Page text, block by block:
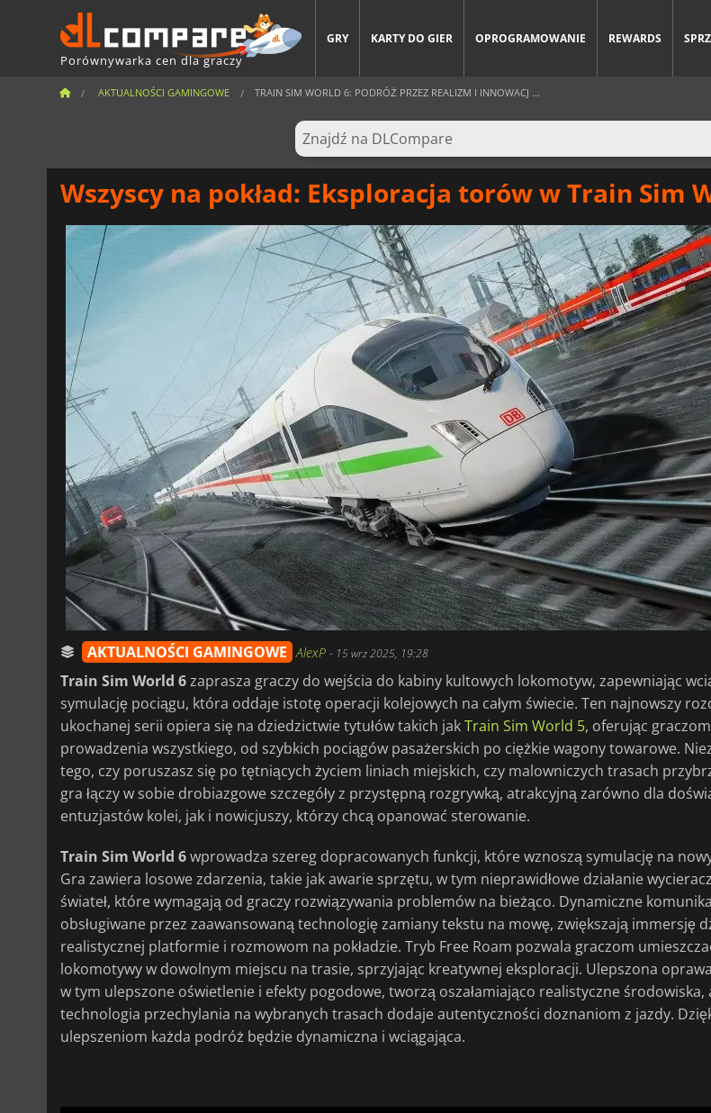
Porównywarka cen dla graczy
GRY KARTY DO GIER OPROGRAMOWANIE REWARDS
AKTUALNOŚCI GAMINGOWE TRAIN SIM WORLD 6: PODRÓŻ PRZEZ REALIZM I INNOWACJ ...
Wszyscy na pokład: Eksploracja torów w Train Sim
AKTUALNOŚCI GAMINGOWE AlexP - 15 wrz 2025, 19:28
Train Sim World 6zaprasza graczy do wejścia do kabiny kultowych lokomotyw, zapewniając
symulację pociągu, która oddaje istotę operacji kolejowych na całym świecie. Ten najnowszy
ukochanej serii opiera się na dziedzictwie tytułów takich jakTrain Sim World 5, oferując
prowadzenia wszystkiego, od szybkich pociągów pasażerskich po ciężkie wagony towarowe.
tego, czy poruszasz się po tętniących życiem liniach miejskich, czy malowniczych trasach
gra łączy w sobie drobiazgowe szczegóły z przystępną rozgrywką, atrakcyjną zarówno dla
entuzjastów kolei, jak i nowicjuszy, którzy chcą opanować sterowanie.
Train Sim World 6wprowadza szereg dopracowanych funkcji, które wznoszą symulację na
Gra zawiera losowe zdarzenia, takie jak awarie sprzętu, w tym nieprawidłowe działanie
świateł, które wymagają od graczy rozwiązywania problemów na bieżąco. Dynamiczne
obsługiwane przez zaawansowaną technologię zamiany tekstu na mowę, zwiększają immersję
realistycznej platformie i rozmowom na pokładzie. Tryb Free Roam pozwala graczom
lokomotywy w dowolnym miejscu na trasie, sprzyjając kreatywnej eksploracji. Ulepszona
w tym ulepszone oświetlenie i efekty pogodowe, tworzą oszałamiająco realistyczne środowiska,
technologia przechylania na wybranych trasach dodaje autentyczności doznaniom z jazdy.
ulepszeniom każda podróż będzie dynamiczna i wciągająca.